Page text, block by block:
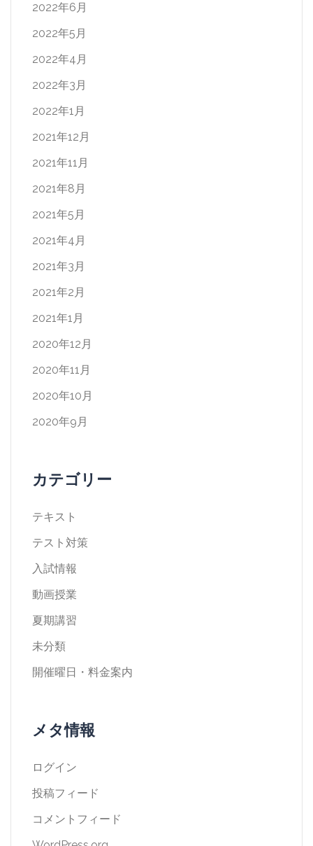
2022年6月
2022年5月
2022年4月
2022年3月
2022年1月
2021年12月
2021年11月
2021年8月
2021年5月
2021年4月
2021年3月
2021年2月
2021年1月
2020年12月
2020年11月
2020年10月
2020年9月
カテゴリー
テキスト
テスト対策
入試情報
動画授業
夏期講習
未分類
開催曜日・料金案内
メタ情報
ログイン
投稿フィード
コメントフィード